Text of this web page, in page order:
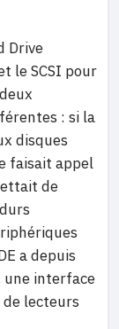
Drive
le SCSI pour
: si la
disques
faisait appel
de
a depuis
une interface
lecteurs